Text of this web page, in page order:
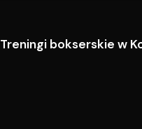
Treningi bokserskie w